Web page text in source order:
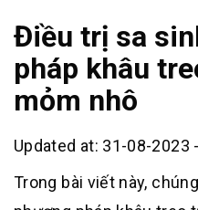
Điều trị sa
pháp khâu
mỏm nhô
Updated at: 31-08-2023 -
Trong bài viết này,